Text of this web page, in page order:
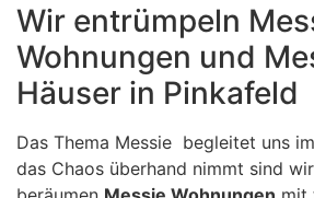
Wir entrümpeln
Wohnungen und
Häuser in Pinkafeld
Das Thema Messie begleitet uns
das Chaos überhand nimmt sind